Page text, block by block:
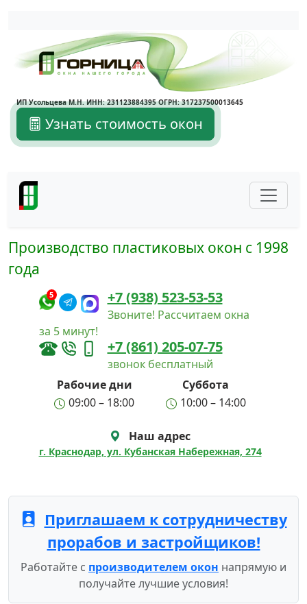
Написать в Max
Написать в Telegram
ИП Усольцева М.Н. ИНН: 231123884395 ОГРН: 317237500013645
Узнать стоимость окон
Производство пластиковых окон с 1998
года
5 +7 (938) 523-53-53
Звоните! Рассчитаем окна
за 5 минут!
+7 (861) 205-07-75
звонок бесплатный
Рабочие дни
Суббота
09:00 – 18:00
10:00 – 14:00
Наш адрес
г. Краснодар, ул. Кубанская Набережная, 274
Приглашаем к сотрудничеству
прорабов и застройщиков!
Работайте с производителем окон напрямую и
получайте лучшие условия!